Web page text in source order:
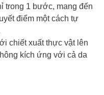
trong 1 bước, mang đến
điểm một cách tự
chiết xuất thực vật lên
kích ứng với cả da